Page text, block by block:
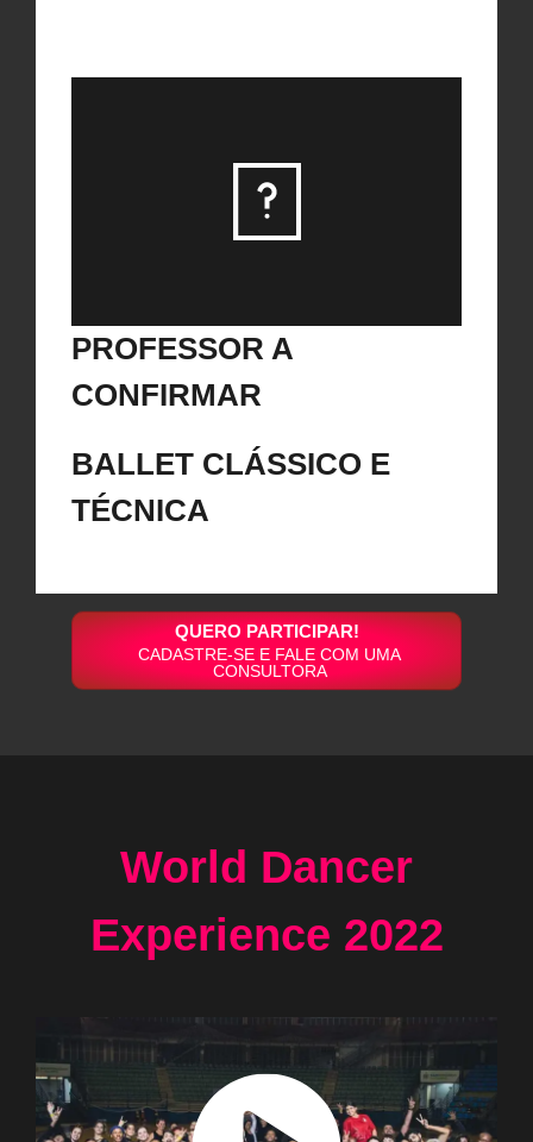
PROFESSOR A
CONFIRMAR
BALLET CLÁSSICO E
TÉCNICA
QUERO PARTICIPAR!
CADASTRE-SE E FALE COM UMA
CONSULTORA
World Dancer
Experience 2022